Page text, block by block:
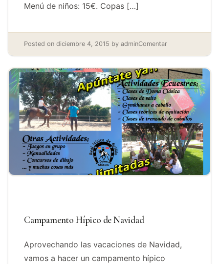
Menú de niños: 15€. Copas […]
Posted on diciembre 4, 2015 by adminComentar
Campamento Hípico de Navidad
Aprovechando las vacaciones de Navidad,
vamos a hacer un campamento hípico